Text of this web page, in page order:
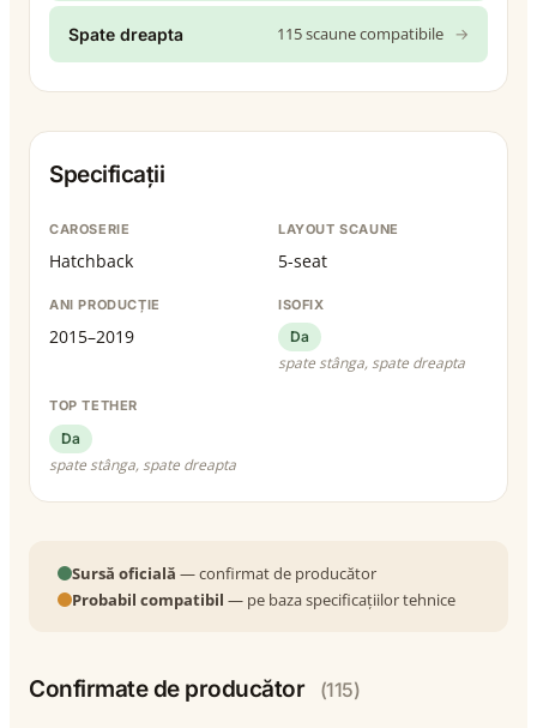
Spate dreapta 115 scaune compatibile →
Specificații
CAROSERIE
Hatchback
LAYOUT SCAUNE
5-seat
ANI PRODUCȚIE
2015–2019
ISOFIX
Da
spate stânga, spate dreapta
TOP TETHER
Da
spate stânga, spate dreapta
Sursă oficială — confirmat de producător
Probabil compatibil — pe baza specificațiilor tehnice
Confirmate de producător (115)